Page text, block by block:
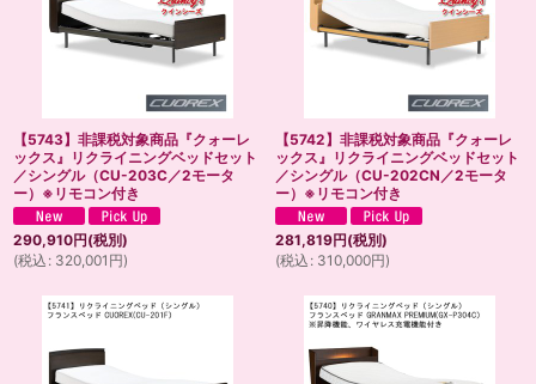
【5743】非課税対象商品『クォーレ
ックス』リクライニングベッドセット
／シングル（CU-203C／2モータ
ー）※リモコン付き
290,910円(税別)
(税込 : 320,001 円)
【5742】非課税対象商品『クォーレ
ックス』リクライニングベッドセット
／シングル（CU-202CN／2モータ
ー）※リモコン付き
281,819円(税別)
(税込 : 310,000円)